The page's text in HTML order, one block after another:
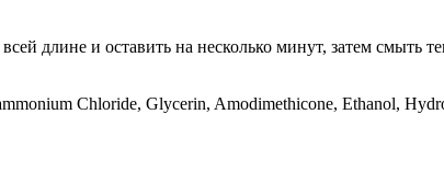
длине и оставить на несколько минут, затем смыть
Chloride, Glycerin, Amodimethicone, Ethanol,